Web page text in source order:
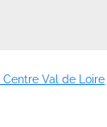
Val de Loire